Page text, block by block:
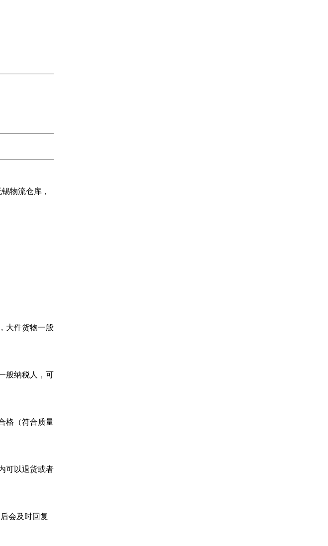
物流仓库，
大件货物一般
般纳税人，可
格（符合质量
可以退货或者
会及时回复